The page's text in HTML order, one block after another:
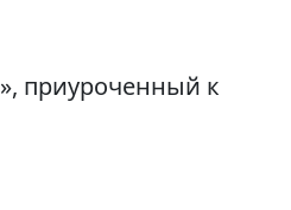
приуроченный к